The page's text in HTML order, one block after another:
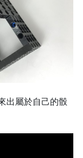
出屬於自己的骰